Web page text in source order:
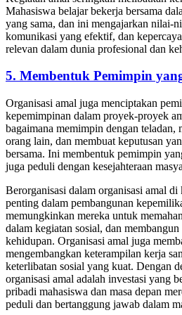
Mahasiswa belajar bekerja bersama
yang sama, dan ini mengajarkan nilai-
komunikasi yang efektif, dan
relevan dalam dunia profesional dan
5. Membentuk Pemimpin
Organisasi amal juga menciptakan
kepemimpinan dalam proyek-proyek
bagaimana memimpin dengan teladan,
orang lain, dan membuat keputusan
bersama. Ini membentuk pemimpin
juga peduli dengan kesejahteraan
Berorganisasi dalam organisasi amal di
penting dalam pembangunan
memungkinkan mereka untuk
dalam kegiatan sosial, dan
kehidupan. Organisasi amal juga
mengembangkan keterampilan kerja
keterlibatan sosial yang kuat. Dengan
organisasi amal adalah investasi yang
pribadi mahasiswa dan masa depan
peduli dan bertanggung jawab dalam